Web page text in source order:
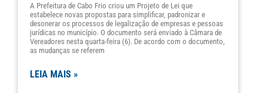
A Prefeitura de Cabo Frio criou um Projeto de Lei que
estabelece novas propostas para simplificar, padronizar e
desonerar os processos de legalização de empresas e pessoas
jurídicas no município. O documento será enviado à Câmara de
Vereadores nesta quarta-feira (6). De acordo com o documento,
as mudanças se referem
LEIA MAIS »